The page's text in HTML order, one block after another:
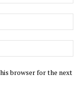
browser for the next